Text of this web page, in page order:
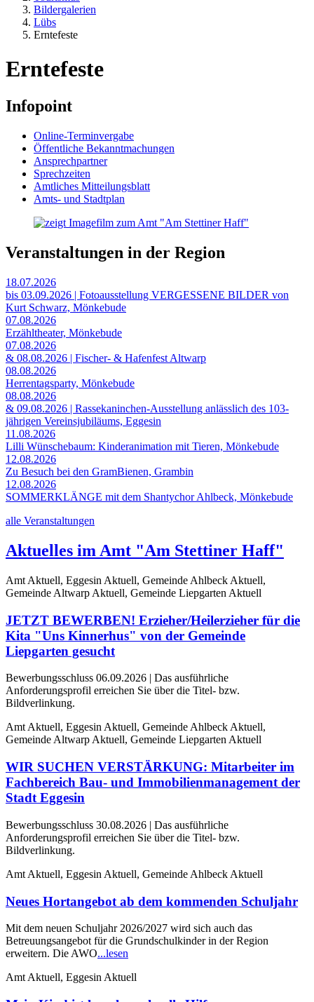
Bildergalerien
Lübs
Erntefeste
Erntefeste
Infopoint
Online-Terminvergabe
Öffentliche Bekanntmachungen
Ansprechpartner
Sprechzeiten
Amtliches Mitteilungsblatt
Amts- und Stadtplan
Veranstaltungen in der Region
18.07.2026
bis 03.09.2026 | Fotoausstellung VERGESSENE BILDER von
Kurt Schwarz, Mönkebude
07.08.2026
Erzähltheater, Mönkebude
07.08.2026
& 08.08.2026 | Fischer- & Hafenfest Altwarp
08.08.2026
Herrentagsparty, Mönkebude
08.08.2026
& 09.08.2026 | Rassekaninchen-Ausstellung anlässlich des 103-
jährigen Vereinsjubiläums, Eggesin
11.08.2026
Lilli Wünschebaum: Kinderanimation mit Tieren, Mönkebude
12.08.2026
Zu Besuch bei den GramBienen, Grambin
12.08.2026
SOMMERKLÄNGE mit dem Shantychor Ahlbeck, Mönkebude
alle Veranstaltungen
Aktuelles im Amt "Am Stettiner Haff"
Amt Aktuell, Eggesin Aktuell, Gemeinde Ahlbeck Aktuell,
Gemeinde Altwarp Aktuell, Gemeinde Liepgarten Aktuell
JETZT BEWERBEN! Erzieher/Heilerzieher für die
Kita "Uns Kinnerhus" von der Gemeinde
Liepgarten gesucht
Bewerbungsschluss 06.09.2026 | Das ausführliche
Anforderungsprofil erreichen Sie über die Titel- bzw.
Bildverlinkung.
Amt Aktuell, Eggesin Aktuell, Gemeinde Ahlbeck Aktuell,
Gemeinde Altwarp Aktuell, Gemeinde Liepgarten Aktuell
WIR SUCHEN VERSTÄRKUNG: Mitarbeiter im
Fachbereich Bau- und Immobilienmanagement der
Stadt Eggesin
Bewerbungsschluss 30.08.2026 | Das ausführliche
Anforderungsprofil erreichen Sie über die Titel- bzw.
Bildverlinkung.
Amt Aktuell, Eggesin Aktuell, Gemeinde Ahlbeck Aktuell
Neues Hortangebot ab dem kommenden Schuljahr
Mit dem neuen Schuljahr 2026/2027 wird sich auch das
Betreuungsangebot für die Grundschulkinder in der Region
erweitern. Die AWO...lesen
Amt Aktuell, Eggesin Aktuell